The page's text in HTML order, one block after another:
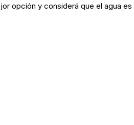
opción y considerá que el agua